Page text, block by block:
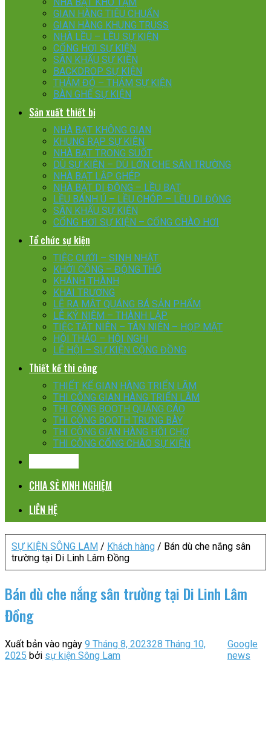
GIAN HÀNG TIÊU CHUẨN
GIAN HÀNG KHUNG TRUSS
NHÀ LỀU – LỀU SỰ KIỆN
CỔNG HƠI SỰ KIỆN
SÂN KHẤU SỰ KIỆN
BACKDROP SỰ KIỆN
THẢM ĐỎ – THẢM SỰ KIỆN
BÀN GHẾ SỰ KIỆN
Sản xuất thiết bị
NHÀ BẠT KHÔNG GIAN
KHUNG RẠP SỰ KIỆN
NHÀ BẠT TRONG SUỐT
DÙ SỰ KIỆN – DÙ LỚN CHE SÂN TRƯỜNG
NHÀ BẠT LẮP GHÉP
NHÀ BẠT DI ĐỘNG – LỀU BẠT
LỀU BÁNH Ú – LỀU CHÓP – LỀU DI ĐỘNG
SÂN KHẤU SỰ KIỆN
CỔNG HƠI SỰ KIỆN – CỔNG CHÀO HƠI
Tổ chức sự kiện
TIỆC CƯỚI – SINH NHẬT
KHỞI CÔNG – ĐỘNG THỔ
KHÁNH THÀNH
KHAI TRƯƠNG
LỄ RA MẮT QUÁNG BÁ SẢN PHẨM
LỄ KỶ NIỆM – THÀNH LẬP
TIỆC TẤT NIÊN – TÂN NIÊN – HỌP MẶT
HỘI THẢO – HỘI NGHỊ
LỄ HỘI – SỰ KIỆN CỘNG ĐỒNG
Thiết kế thi công
THIẾT KẾ GIAN HÀNG TRIỂN LÃM
THI CÔNG GIAN HÀNG TRIỂN LÃM
THI CÔNG BOOTH QUẢNG CÁO
THI CÔNG BOOTH TRƯNG BÀY
THI CÔNG GIAN HÀNG HỘI CHỢ
THI CÔNG CỔNG CHÀO SỰ KIỆN
CHIA SẺ KINH NGHIỆM
LIÊN HỆ
SỰ KIỆN SÔNG LAM / Khách hàng / Bán dù che nắng sân
trường tại Di Linh Lâm Đồng
Bán dù che nắng sân trường tại Di Linh Lâm
Đồng
Xuất bản vào ngày 9 Tháng 8, 202328 Tháng 10,
2025 bởi sự kiện Sông Lam
Google
news